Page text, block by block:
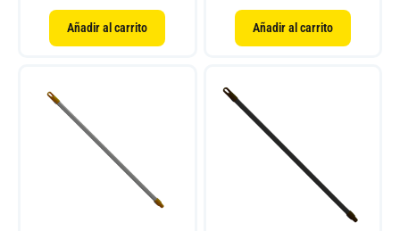
Añadir al carrito Añadir al carrito